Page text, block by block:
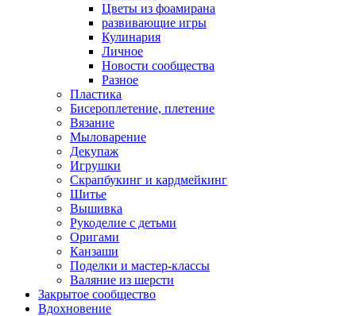
Цветы из фоамирана
развивающие игры
Кулинария
Личное
Новости сообщества
Разное
Пластика
Бисероплетение, плетение
Вязание
Мыловарение
Декупаж
Игрушки
Скрапбукинг и кардмейкинг
Шитье
Вышивка
Рукоделие с детьми
Оригами
Канзаши
Поделки и мастер-классы
Валяние из шерсти
Закрытое сообщество
Вдохновение